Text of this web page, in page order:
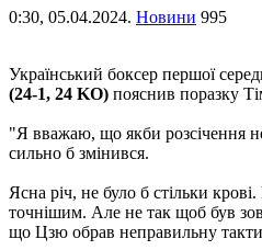
0:30, 05.04.2024. Новини 995
Український боксер першої
(24-1, 24 KO) пояснив поразку
"Я вважаю, що якби розсічення
сильно б змінився.
Ясна річ, не було б стільки
точнішим. Але не так щоб був
що Цзю обрав неправильну